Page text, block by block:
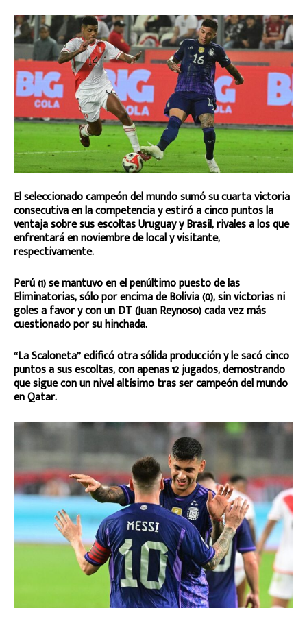
El seleccionado campeón del mundo sumó su cuarta victoria
consecutiva en la competencia y estiró a cinco puntos la
ventaja sobre sus escoltas Uruguay y Brasil, rivales a los que
enfrentará en noviembre de local y visitante,
respectivamente.
Perú (1) se mantuvo en el penúltimo puesto de las
Eliminatorias, sólo por encima de Bolivia (0), sin victorias ni
goles a favor y con un DT (Juan Reynoso) cada vez más
cuestionado por su hinchada.
“La Scaloneta” edificó otra sólida producción y le sacó cinco
puntos a sus escoltas, con apenas 12 jugados, demostrando
que sigue con un nivel altísimo tras ser campeón del mundo
en Qatar.